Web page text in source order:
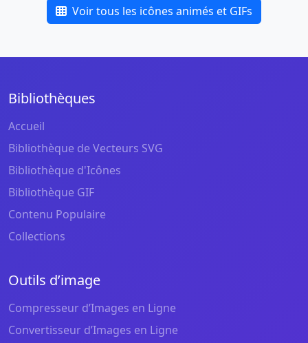
Voir tous les icônes animés et GIFs
Bibliothèques
Accueil
Bibliothèque de Vecteurs SVG
Bibliothèque d'Icônes
Bibliothèque GIF
Contenu Populaire
Collections
Outils d’image
Compresseur d’Images en Ligne
Convertisseur d’Images en Ligne